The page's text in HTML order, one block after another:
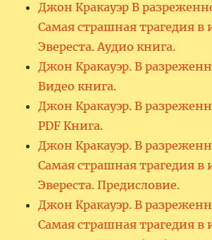
Джон Кракауэр В
Самая страшная трагедия в
Эвереста. Аудио книга.
Джон Кракауэр. В
Видео книга.
Джон Кракауэр. В
PDF Книга.
Джон Кракауэр. В
Самая страшная трагедия в
Эвереста. Предисловие.
Джон Кракауэр. В
Самая страшная трагедия в